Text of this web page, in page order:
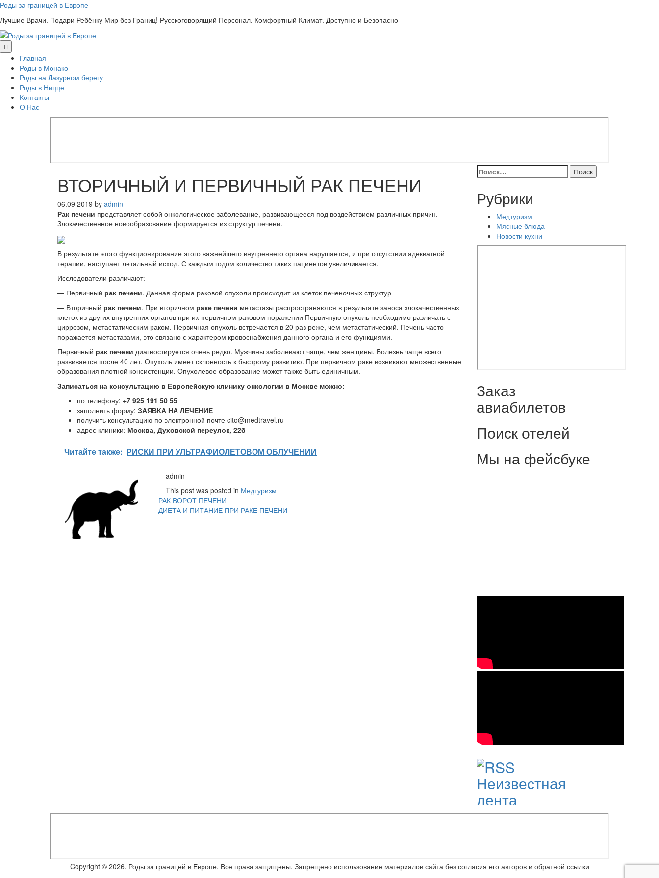
Skip
content
Роды за границей в Европе
Лучшие Врачи. Подари Ребёнку Мир без Границ! Русскоговорящий Персонал. Комфортный Климат. Доступно и Безопасно
Главная
Роды в Монако
Роды на Лазурном берегу
Роды в Ницце
Контакты
О Нас
ВТОРИЧНЫЙ И ПЕРВИЧНЫЙ РАК ПЕЧЕНИ
06.09.2019 by admin
Рак печени представляет собой онкологическое заболевание, развивающееся под воздействием различных причин.
Злокачественное новообразование формируется из структур печени.
В результате этого функционирование этого важнейшего внутреннего органа нарушается, и при отсутствии адекватной
терапии, наступает летальный исход. С каждым годом количество таких пациентов увеличивается.
Исследователи различают:
— Первичный рак печени. Данная форма раковой опухоли происходит из клеток печеночных структур
— Вторичный рак печени. При вторичном раке печени метастазы распространяются в результате заноса злокачественных
клеток из других внутренних органов при их первичном раковом поражении Первичную опухоль необходимо различать с
циррозом, метастатическим раком. Первичная опухоль встречается в 20 раз реже, чем метастатический. Печень часто
поражается метастазами, это связано с характером кровоснабжения данного органа и его функциями.
Первичный рак печени диагностируется очень редко. Мужчины заболевают чаще, чем женщины. Болезнь чаще всего
развивается после 40 лет. Опухоль имеет склонность к быстрому развитию. При первичном раке возникают множественные
образования плотной консистенции. Опухолевое образование может также быть единичным.
Записаться на консультацию в Европейскую клинику онкологии в Москве можно:
по телефону: +7 925 191 50 55
заполнить форму: ЗАЯВКА НА ЛЕЧЕНИЕ
получить консультацию по электронной почте cito@medtravel.ru
адрес клиники: Москва, Духовской переулок, 22б
Читайте также: РИСКИ ПРИ УЛЬТРАФИОЛЕТОВОМ ОБЛУЧЕНИИ
admin
This post was posted in Медтуризм
записям
РАК ВОРОТ ПЕЧЕНИ
ДИЕТА И ПИТАНИЕ ПРИ РАКЕ ПЕЧЕНИ
Найти:
Рубрики
Медтуризм
Мясные блюда
Новости кухни
Заказ
авиабилетов
Поиск отелей
Мы на фейсбуке
Неизвестная
лента
Copyright © 2026. Роды за границей в Европе. Все права защищены. Запрещено использование материалов сайта без согласия его авторов и обратной ссылки